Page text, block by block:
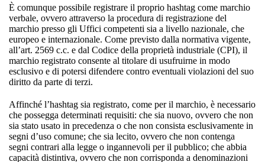
È comunque possibile registrare il proprio hashtag come marchio
verbale, ovvero attraverso la procedura di registrazione del
marchio presso gli Uffici competenti sia a livello nazionale, che
europeo e internazionale. Come previsto dalla normativa vigente,
all’art. 2569 c.c. e dal Codice della proprietà industriale (CPI), il
marchio registrato consente al titolare di usufruirne in modo
esclusivo e di potersi difendere contro eventuali violazioni del suo
diritto da parte di terzi.
Affinché l’hashtag sia registrato, come per il marchio, è necessario
che possegga determinati requisiti: che sia nuovo, ovvero che non
sia stato usato in precedenza o che non consista esclusivamente in
segni d’uso comune; che sia lecito, ovvero che non contenga
segni contrari alla legge o ingannevoli per il pubblico; che abbia
capacità distintiva, ovvero che non corrisponda a denominazioni